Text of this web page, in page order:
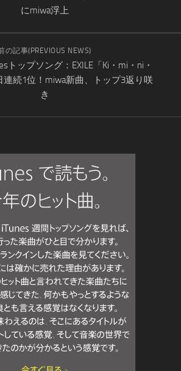
にmiwa浮上
の記事(PREVIOUS NEWS)
トップソング：EXILE「Ki・mi・ni・
連続1位！miwa新曲、トップ3返り咲
き